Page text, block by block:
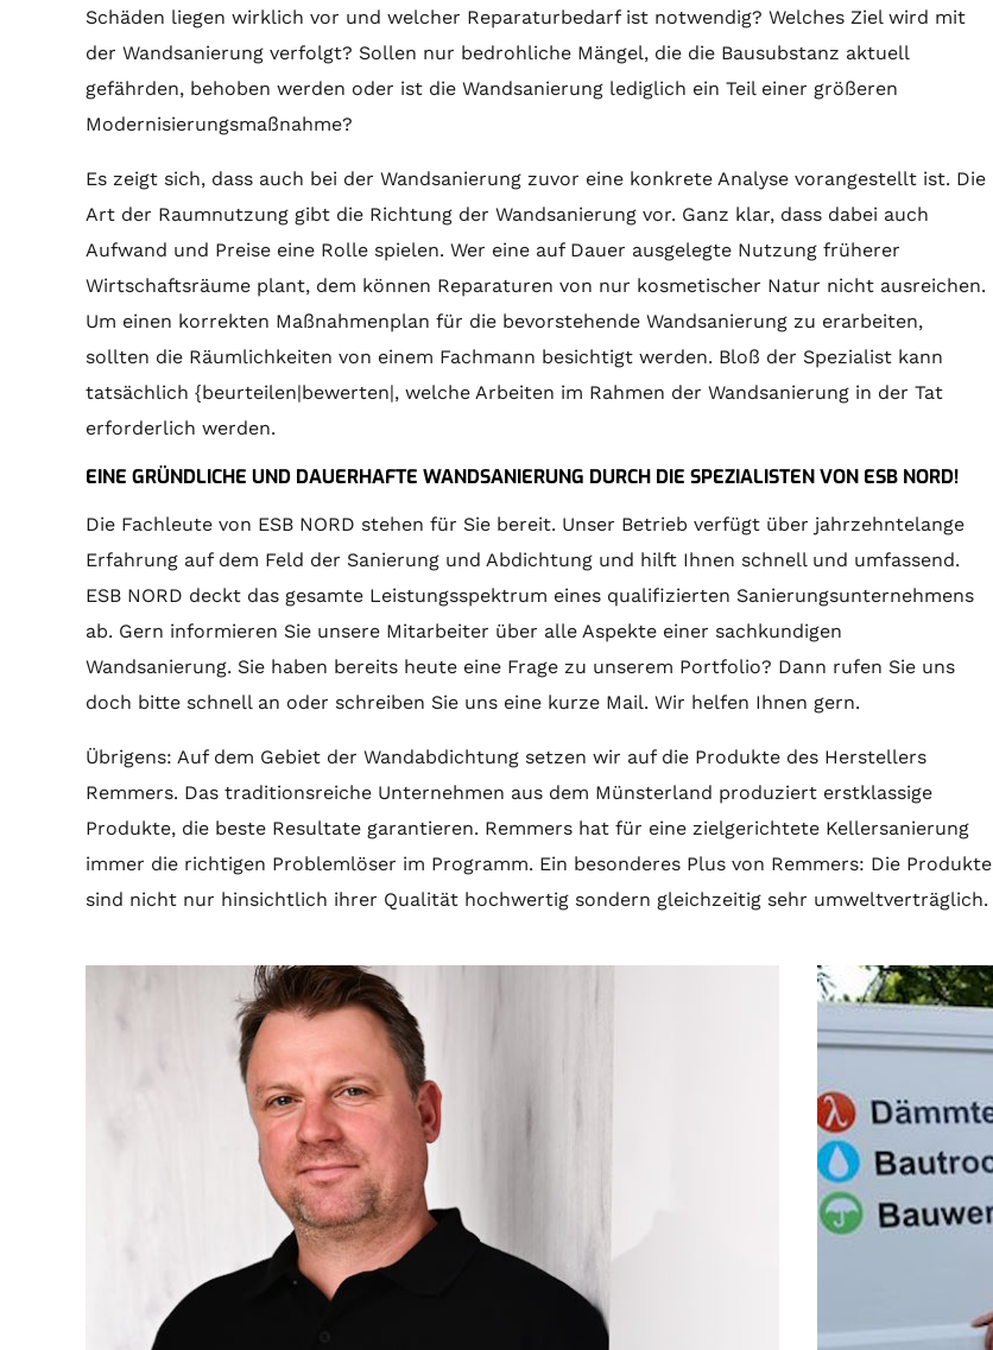
Schäden liegen wirklich vor und welcher Reparaturbedarf ist notwendig? Welches Ziel wird mit
der Wandsanierung verfolgt? Sollen nur bedrohliche Mängel, die die Bausubstanz aktuell
gefährden, behoben werden oder ist die Wandsanierung lediglich ein Teil einer größeren
Modernisierungsmaßnahme?
Es zeigt sich, dass auch bei der Wandsanierung zuvor eine konkrete Analyse vorangestellt ist. Die
Art der Raumnutzung gibt die Richtung der Wandsanierung vor. Ganz klar, dass dabei auch
Aufwand und Preise eine Rolle spielen. Wer eine auf Dauer ausgelegte Nutzung früherer
Wirtschaftsräume plant, dem können Reparaturen von nur kosmetischer Natur nicht ausreichen.
Um einen korrekten Maßnahmenplan für die bevorstehende Wandsanierung zu erarbeiten,
sollten die Räumlichkeiten von einem Fachmann besichtigt werden. Bloß der Spezialist kann
tatsächlich {beurteilen|bewerten|, welche Arbeiten im Rahmen der Wandsanierung in der Tat
erforderlich werden.
EINE GRÜNDLICHE UND DAUERHAFTE WANDSANIERUNG DURCH DIE SPEZIALISTEN VON ESB NORD!
Die Fachleute von ESB NORD stehen für Sie bereit. Unser Betrieb verfügt über jahrzehntelange
Erfahrung auf dem Feld der Sanierung und Abdichtung und hilft Ihnen schnell und umfassend.
ESB NORD deckt das gesamte Leistungsspektrum eines qualifizierten Sanierungsunternehmens
ab. Gern informieren Sie unsere Mitarbeiter über alle Aspekte einer sachkundigen
Wandsanierung. Sie haben bereits heute eine Frage zu unserem Portfolio? Dann rufen Sie uns
doch bitte schnell an oder schreiben Sie uns eine kurze Mail. Wir helfen Ihnen gern.
Übrigens: Auf dem Gebiet der Wandabdichtung setzen wir auf die Produkte des Herstellers
Remmers. Das traditionsreiche Unternehmen aus dem Münsterland produziert erstklassige
Produkte, die beste Resultate garantieren. Remmers hat für eine zielgerichtete Kellersanierung
immer die richtigen Problemlöser im Programm. Ein besonderes Plus von Remmers: Die Produkte
sind nicht nur hinsichtlich ihrer Qualität hochwertig sondern gleichzeitig sehr umweltverträglich.